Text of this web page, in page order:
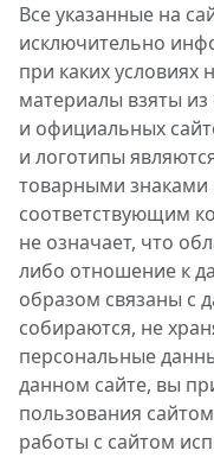
Все указанные на
исключительно
при каких условиях
материалы взяты
и официальных
и логотипы
товарными знаками
соответствующим
не означает, что
либо отношение к
образом связаны с
собираются, не
персональные
данном сайте, вы
пользования
работы с сайтом